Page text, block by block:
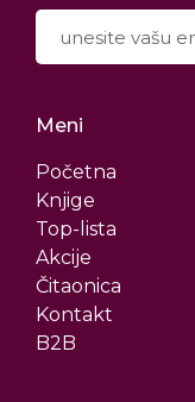
Meni
Početna
Knjige
Top-lista
Akcije
Čitaonica
Kontakt
B2B